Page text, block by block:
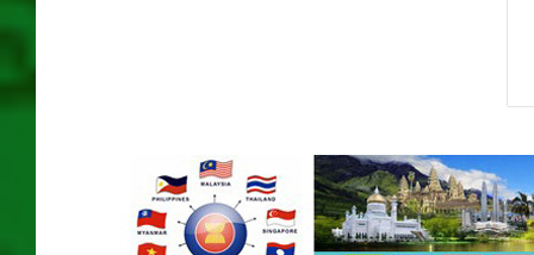
ดาวน์โหลดเพลง สถ./อปท.